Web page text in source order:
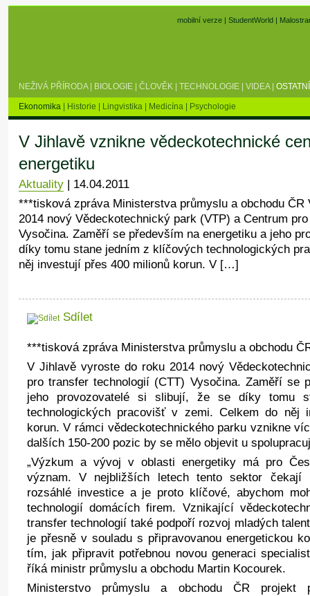
mobilní verze |StudentWorld |
NEŽIVÁ PŘÍRODA| BIOLOGIE | ČLOVĚK | TECHNOLOGIE | VIDEA| OSTATNÍ
Ekonomika | Historie | Lingvistika | Medicína | Psychologie
V Jihlavě vznikne vědeckotechnické
energetiku
Aktuality| 14.04.2011
***tisková zpráva Ministerstva průmyslu a obchodu ČR
2014 nový Vědeckotechnický park (VTP) a Centrum
Vysočina. Zaměří se především na energetiku a jeho
díky tomu stane jedním z klíčových technologických
něj investují přes 400 milionů korun. V […]
Sdílet
***tisková zpráva Ministerstva průmyslu a obchodu
V Jihlavě vyroste do roku 2014 nový
pro transfer technologií (CTT) Vysočina. Zaměří se
jeho provozovatelé si slibují, že se díky tomu
technologických pracovišť v zemi. Celkem do něj
korun. V rámci vědeckotechnického parku vznikne
dalších 150-200 pozic by se mělo objevit u
„Výzkum a vývoj v oblasti energetiky má pro
význam. V nejbližších letech tento sektor čekají
rozsáhlé investice a je proto klíčové, abychom
technologií domácích firem. Vznikající
transfer technologií také podpoří rozvoj mladých
je přesně v souladu s připravovanou energetickou
tím, jak připravit potřebnou novou generaci
říká ministr průmyslu a obchodu Martin Kocourek.
Ministerstvo průmyslu a obchodu ČR projekt